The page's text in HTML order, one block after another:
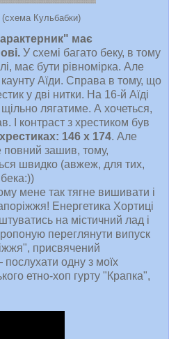
(схема Кульбабки)
має
У схемі багато беку, в тому
має бути рівномірка. Але
каунту Аїди. Справа в тому, що
у дві нитки. На 16-й Аїді
лягатиме. А хочеться,
І контраст з хрестиком був
146 х 174. Але
повний зашив, тому,
швидко (авжеж, для тих,
мене так тягне вишивати і
Енергетика Хортиці
на містичний лад і
переглянути випуск
присвячений
одну з моїх
етно-хоп гурту "Крапка",